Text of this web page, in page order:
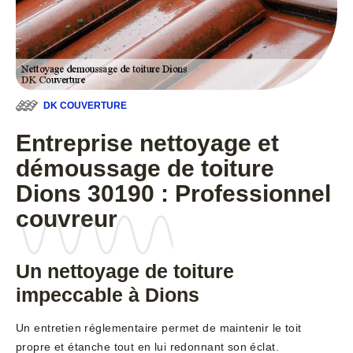
DK COUVERTURE
Entreprise nettoyage et
démoussage de toiture
Dions 30190 : Professionnel
couvreur
Un nettoyage de toiture
impeccable à Dions
Un entretien réglementaire permet de maintenir le toit
propre et étanche tout en lui redonnant son éclat.